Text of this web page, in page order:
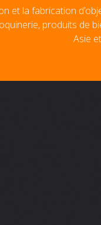
et la fabrication
produits
Asie